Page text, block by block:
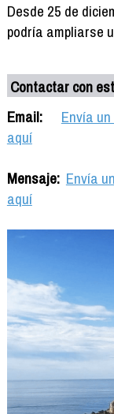
Desde 25 de
podría ampliarse
Contactar con
Email:
Envía
aquí
Mensaje: Envía
aquí